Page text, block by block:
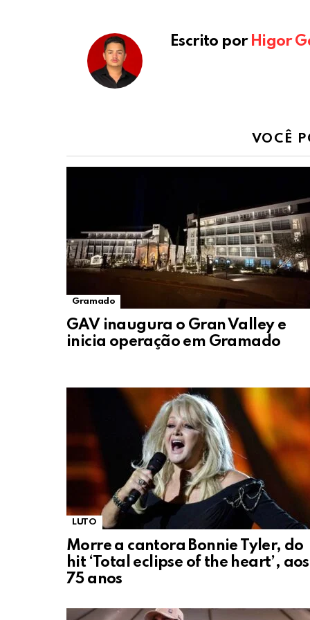
Escrito por Higor
VOCÊ
Gramado
GAV inaugura o Gran Valley e
inicia operação em Gramado
LUTO
Morre a cantora Bonnie Tyler, do
hit ‘Total eclipse of the heart’, aos
75 anos